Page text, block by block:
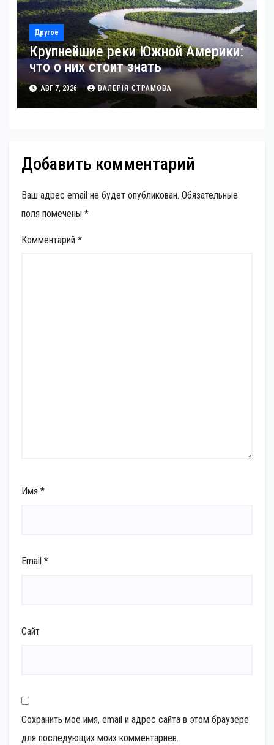
Другое
Крупнейшие реки Южной Америки:
что о них стоит знать
АВГ 7, 2026 ВАЛЕРІЯ СТРАМОВА
Добавить комментарий
Ваш адрес email не будет опубликован. Обязательные
поля помечены *
Комментарий *
Имя *
Email *
Сайт
Сохранить моё имя, email и адрес сайта в этом браузере
для последующих моих комментариев.